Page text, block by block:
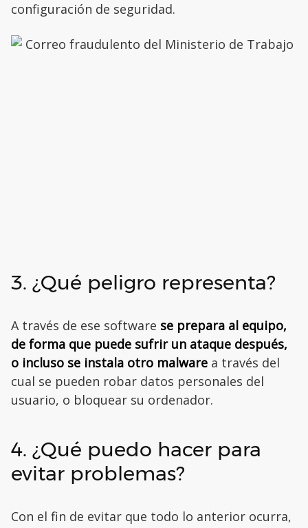
configuración de seguridad.
3. ¿Qué peligro representa?
A través de ese software se prepara al equipo,
de forma que puede sufrir un ataque después,
o incluso se instala otro malware a través del
cual se pueden robar datos personales del
usuario, o bloquear su ordenador.
4. ¿Qué puedo hacer para
evitar problemas?
Con el fin de evitar que todo lo anterior ocurra,